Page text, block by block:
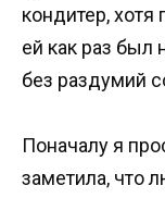
кондитер, хотя
ей как раз
без раздумий
Поначалу я
заметила, что